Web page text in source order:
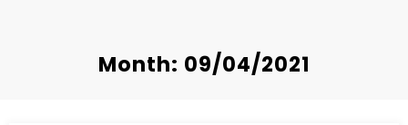
Month: 09/04/2021